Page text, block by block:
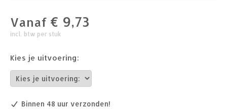
Vanaf € 9,73
incl. btw per stuk
Kies je uitvoering:
Binnen 48 uur verzonden!